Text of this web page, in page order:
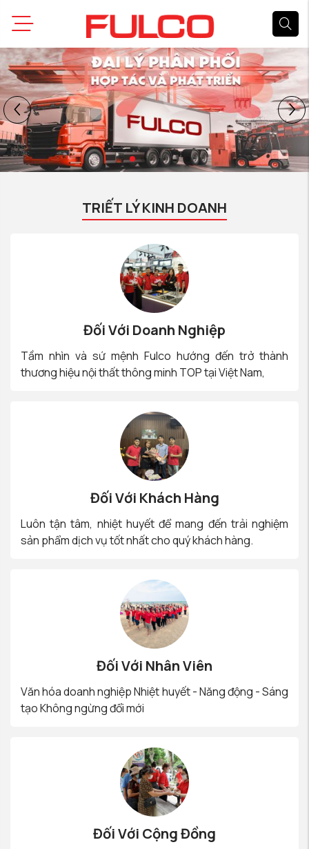
TRIẾT LÝ KINH DOANH
Đối Với Doanh Nghiệp
Tầm nhìn và sứ mệnh Fulco hướng đến trở thành
thương hiệu nội thất thông minh TOP tại Việt Nam,
Đối Với Khách Hàng
Luôn tận tâm, nhiệt huyết để mang đến trải nghiệm
sản phẩm dịch vụ tốt nhất cho quý khách hàng.
Đối Với Nhân Viên
Văn hóa doanh nghiệp Nhiệt huyết - Năng động - Sáng
tạo Không ngừng đổi mới
Đối Với Cộng Đồng